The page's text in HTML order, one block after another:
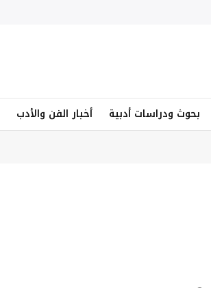
بحوث ودراسات أدبية أخبار الفن والأدب